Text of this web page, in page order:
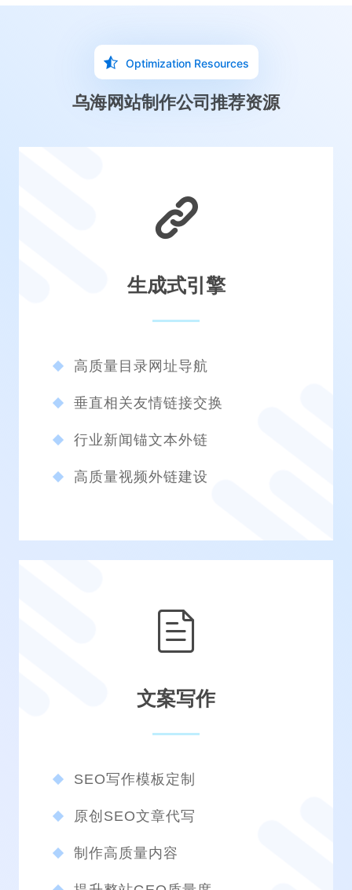
Optimization Resources
乌海网站制作公司推荐资源
生成式引擎
高质量目录网址导航
垂直相关友情链接交换
行业新闻锚文本外链
高质量视频外链建设
文案写作
SEO写作模板定制
原创SEO文章代写
制作高质量内容